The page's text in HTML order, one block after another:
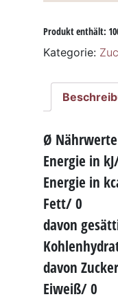
Produkt enthält:
Kategorie:
Ø
Energie in
Energie in
Fett/ 0
davon
davon
Eiweiß/ 0